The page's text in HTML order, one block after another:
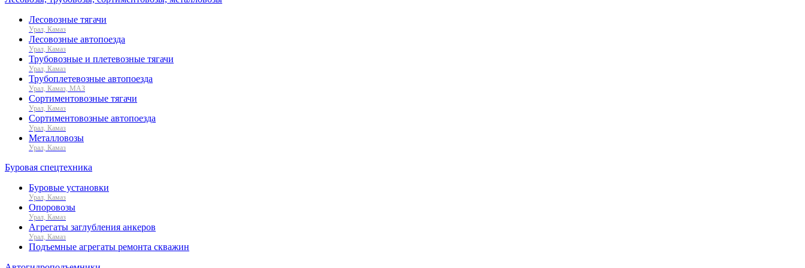
Лесовозные тягачи
Урал, Камаз
Лесовозные автопоезда
Урал, Камаз
Трубовозные и плетевозные тягачи
Урал, Камаз
Трубоплетевозные автопоезда
Урал, Камаз, МАЗ
Сортиментовозные тягачи
Урал, Камаз
Сортиментовозные автопоезда
Урал, Камаз
Металловозы
Урал, Камаз
Буровая спецтехника
Буровые установки
Урал, Камаз
Опоровозы
Урал, Камаз
Агрегаты заглубления анкеров
Урал, Камаз
Подъемные агрегаты ремонта скважин